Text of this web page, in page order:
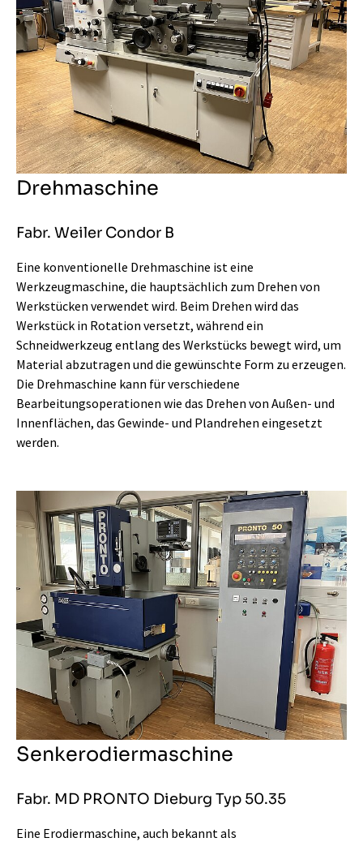
Drehmaschine
Fabr. Weiler Condor B
Eine konventionelle Drehmaschine ist eine
Werkzeugmaschine, die hauptsächlich zum Drehen von
Werkstücken verwendet wird. Beim Drehen wird das
Werkstück in Rotation versetzt, während ein
Schneidwerkzeug entlang des Werkstücks bewegt wird, um
Material abzutragen und die gewünschte Form zu erzeugen.
Die Drehmaschine kann für verschiedene
Bearbeitungsoperationen wie das Drehen von Außen- und
Innenflächen, das Gewinde- und Plandrehen eingesetzt
werden.
Senkerodiermaschine
Fabr. MD PRONTO Dieburg Typ 50.35
Eine Erodiermaschine, auch bekannt als